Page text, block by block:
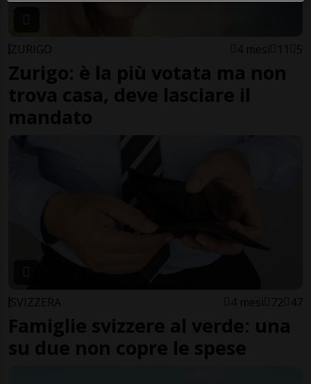
ZURIGO 4 mesi 11 5
Zurigo: è la più votata ma non
trova casa, deve lasciare il
mandato
SVIZZERA 4 mesi 72 47
Famiglie svizzere al verde: una
su due non copre le spese